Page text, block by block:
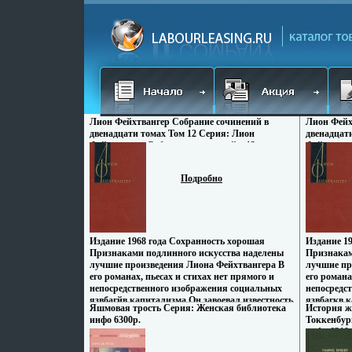
Лион Фейхтвангер Собрание сочинений в
двенадцати томах Том 12 Серия: Лион
Фейхтвангер Собрание сочинений в 12 томах
("Государственное издательство
художественной литературы ГОСЛИТИЗДАТ")
инфо 6229p.
Подробно
Издание 1968 года Сохранность хорошая
Признаками подлинного искусства наделены
лучшие произведения Лиона Фейхтвангера В
его романах, пьесах и стихах нет прямого и
непосредственного изображения социальных
язвбагйв капитализма Он завоевал известность
главным образом как автор исторических
романов, но в действительности лишь одна
современность властно и неотвратимо
приковывала к себе его внимание Наиболее
Яшмовая трость Серия: Женская библиотека
инфо 6300p.
Лион
инфо
Издание
лучшие
его
язвбагкв
главным
романов,
История
инфо